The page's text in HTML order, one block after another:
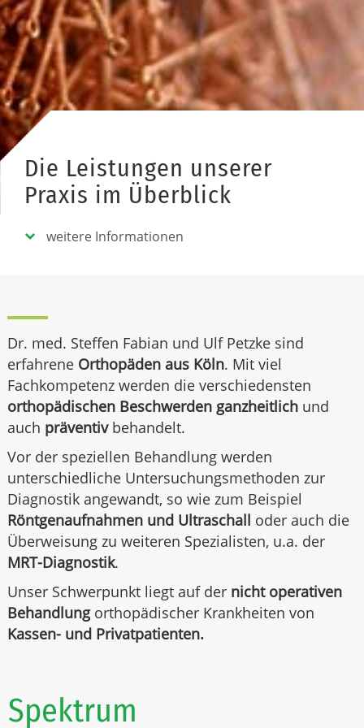
Die Leistungen unserer
Praxis im Überblick
weitere Informationen
Dr. med. Steffen Fabian und Ulf Petzke sind
erfahrene Orthopäden aus Köln. Mit viel
Fachkompetenz werden die verschiedensten
orthopädischen Beschwerden ganzheitlichund
auch präventivbehandelt.
Vor der speziellen Behandlung werden
unterschiedliche Untersuchungsmethoden zur
Diagnostik angewandt, so wie zum Beispiel
Röntgenaufnahmen und Ultraschall oder auch die
Überweisung zu weiteren Spezialisten, u.a. der
MRT-Diagnostik.
Unser Schwerpunkt liegt auf der nicht operativen
Behandlungorthopädischer Krankheiten von
Kassen- und Privatpatienten.
Spektrum